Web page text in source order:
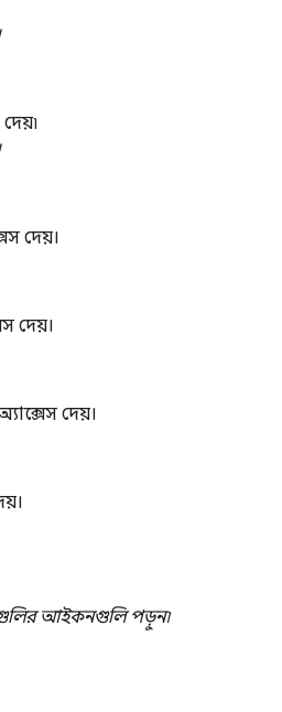
দেয়।
দেয়।
দেয়।
আইকনগুলি পড়ুন৷